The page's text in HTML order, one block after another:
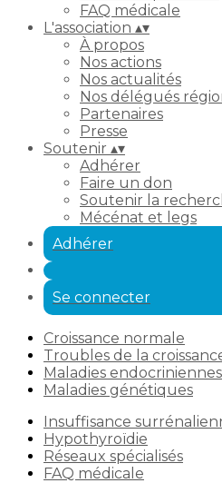
FAQ médicale
L'association ▴▾
À propos
Nos actions
Nos actualités
Nos délégués
Partenaires
Presse
Soutenir ▴▾
Adhérer
Faire un don
Soutenir la
Mécénat et legs
Adhérer
Se connecter
Croissance normale
Troubles de la
Maladies endocriniennes
Maladies génétiques
Insuffisance
Hypothyroïdie
Réseaux spécialisés
FAQ médicale